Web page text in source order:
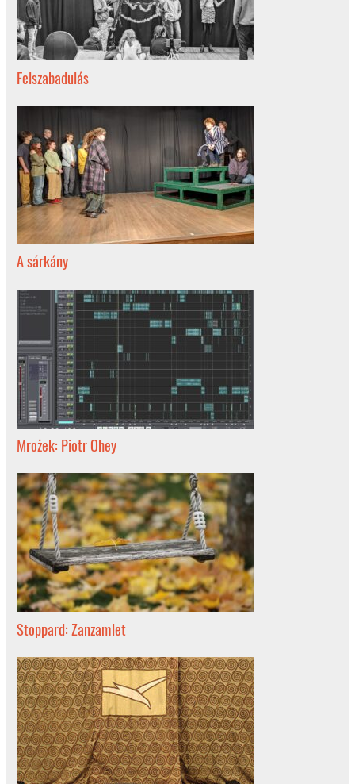
Felszabadulás
A sárkány
Mrożek: Piotr Ohey
Stoppard: Zanzamlet